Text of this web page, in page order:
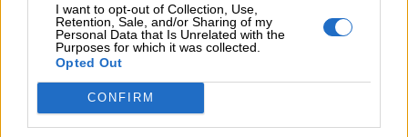
I want to opt-out of Collection, Use,
Retention, Sale, and/or Sharing of my
Personal Data that Is Unrelated with the
Purposes for which it was collected.
Opted Out
CONFIRM
Chi
siamo